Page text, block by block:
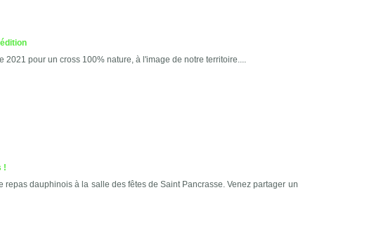
2021 pour un cross 100% nature, à l'image de notre territoire....
!
repas dauphinois à la salle des fêtes de Saint Pancrasse. Venez partager un